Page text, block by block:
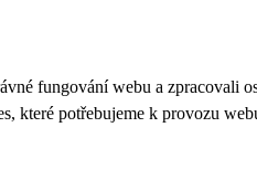
fungování webu a zpracovali
které potřebujeme k provozu